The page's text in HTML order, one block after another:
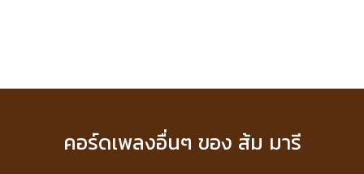
คอร์ดเพลงอื่นๆ ของ ส้ม มารี